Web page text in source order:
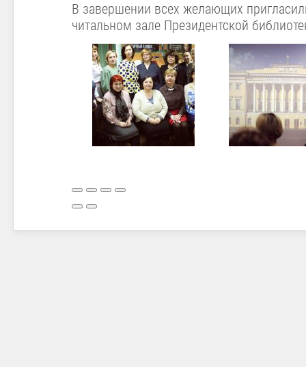
В завершении всех желающих
читальном зале Президентской